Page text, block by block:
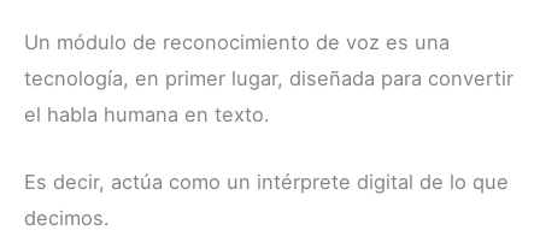
Un módulo de reconocimiento de voz es una
tecnología, en primer lugar, diseñada para convertir
el habla humana en texto.
Es decir, actúa como un intérprete digital de lo que
decimos.